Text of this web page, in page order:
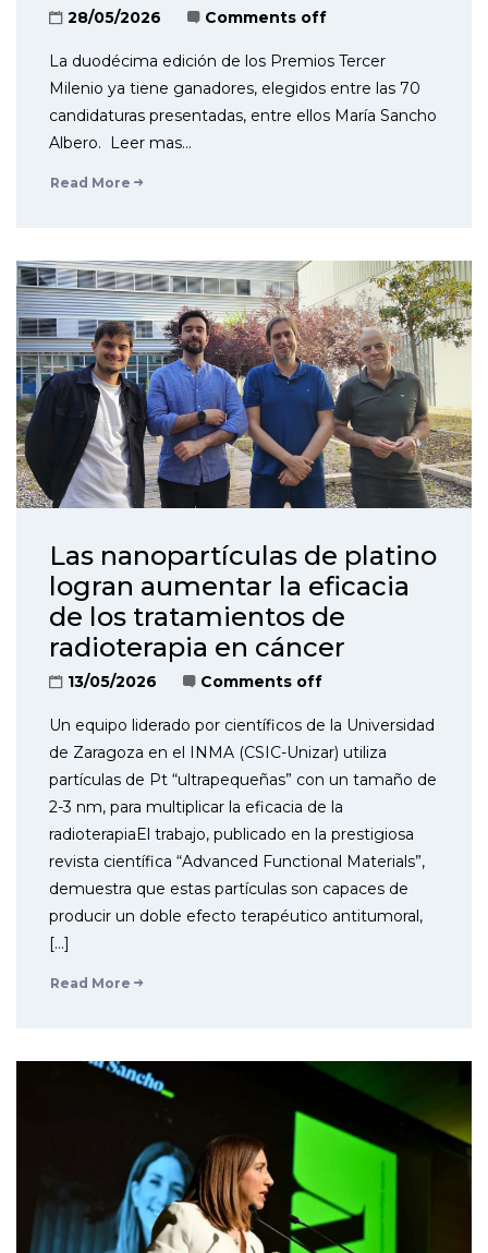
28/05/2026 Comments off
La duodécima edición de los Premios Tercer
Milenio ya tiene ganadores, elegidos entre las 70
candidaturas presentadas, entre ellos María Sancho
Albero. Leer mas…
Read More
Las nanopartículas de platino
logran aumentar la eficacia
de los tratamientos de
radioterapia en cáncer
13/05/2026 Comments off
Un equipo liderado por científicos de la Universidad
de Zaragoza en el INMA (CSIC-Unizar) utiliza
partículas de Pt “ultrapequeñas” con un tamaño de
2-3 nm, para multiplicar la eficacia de la
radioterapiaEl trabajo, publicado en la prestigiosa
revista científica “Advanced Functional Materials”,
demuestra que estas partículas son capaces de
producir un doble efecto terapéutico antitumoral,
[…]
Read More